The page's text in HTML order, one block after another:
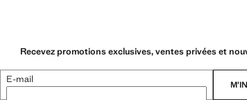
Recevez promotions exclusives, ventes privées et
E-mail